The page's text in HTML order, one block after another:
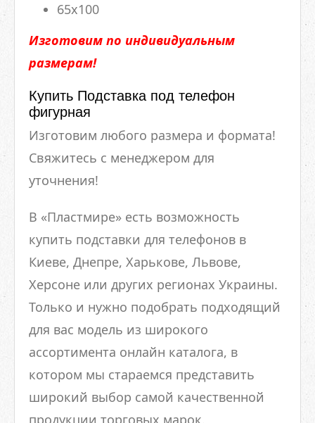
65х100
Изготовим по индивидуальным
размерам!
Купить Подставка под телефон
фигурная
Изготовим любого размера и формата!
Свяжитесь с менеджером для
уточнения!
В «Пластмире» есть возможность
купить подставки для телефонов в
Киеве, Днепре, Харькове, Львове,
Херсоне или других регионах Украины.
Только и нужно подобрать подходящий
для вас модель из широкого
ассортимента онлайн каталога, в
котором мы стараемся представить
широкий выбор самой качественной
продукции торговых марок.